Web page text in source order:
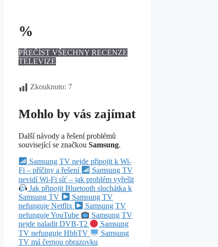
%
PŘEČÍST VŠECHNY RECENZE
TELEVIZE
Zkouknuto: 7
Mohlo by vás zajímat
Další návody a řešení problémů
související se značkou Samsung.
Samsung TV nejde připojit k Wi-
Fi – příčiny a řešení
Samsung TV
nevidí Wi-Fi síť – jak problém vyřešit
Jak připojit Bluetooth sluchátka k
Samsung TV
Samsung TV
nefunguje Netflix
Samsung TV
nefunguje YouTube
Samsung TV
nejde naladit DVB-T2
Samsung
TV nefunguje HbbTV
Samsung
TV má černou obrazovku